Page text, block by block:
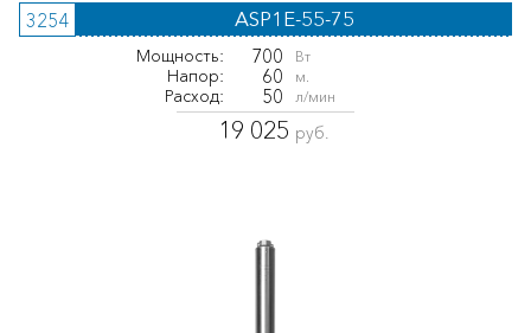
3254 ASP1E-55-75
Мощность: 700 Вт
Напор: 60 м.
Расход: 50 л/мин
19 025 руб.